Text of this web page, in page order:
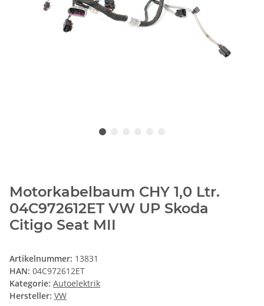
Motorkabelbaum CHY 1,0 Ltr.
04C972612ET VW UP Skoda
Citigo Seat MII
Artikelnummer: 13831
HAN: 04C972612ET
Kategorie: Autoelektrik
Hersteller: VW